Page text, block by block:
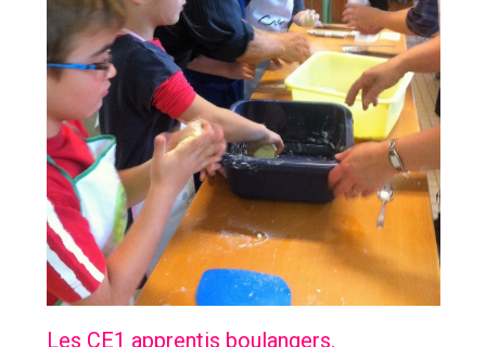
Les CE1 apprentis boulangers.